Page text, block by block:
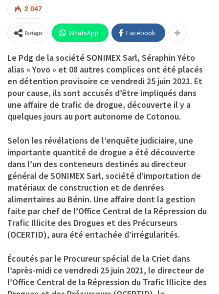
2 047
Partager WhatsApp Facebook
Le Pdg de la société SONIMEX Sarl, Séraphin Yéto
alias « Yovo » et 08 autres complices ont été placés
en détention provisoire ce vendredi 25 juin 2021. Et
pour cause, ils sont accusés d’être impliqués dans
une affaire de trafic de drogue, découverte il y a
quelques jours au port autonome de Cotonou.
Selon les révélations de l’enquête judiciaire, une
importante quantité de drogue a été découverte
dans l’un des conteneurs destinés au directeur
général de SONIMEX Sarl, société d’importation de
matériaux de construction et de denrées
alimentaires au Bénin. Une affaire dont la gestion
faite par chef de l’Office Central de la Répression du
Trafic Illicite des Drogues et des Précurseurs
(OCERTID), aura été entachée d’irrégularités.
Écoutés par le Procureur spécial de la Criet dans
l’après-midi ce vendredi 25 juin 2021, le directeur de
l’Office Central de la Répression du Trafic Illicite des